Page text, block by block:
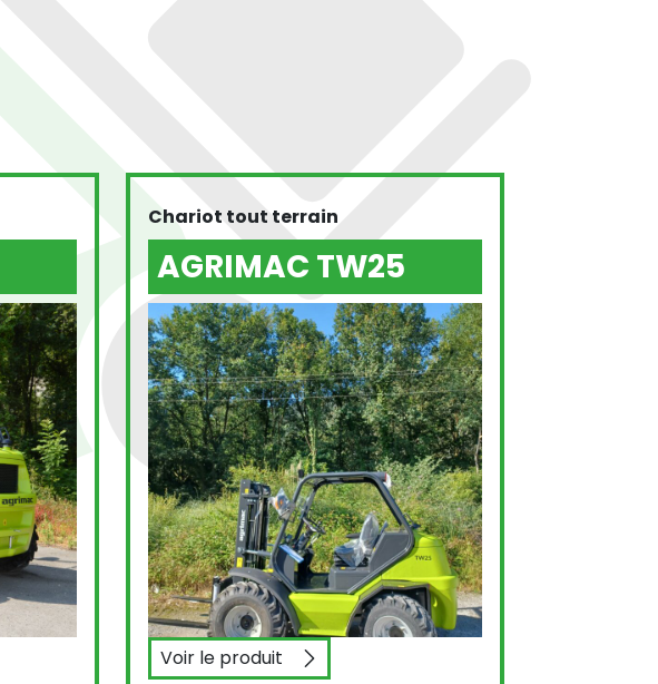
Chariot tout terrain
AGRIMAC TW25
Voir le produitAGRIMAC TW25